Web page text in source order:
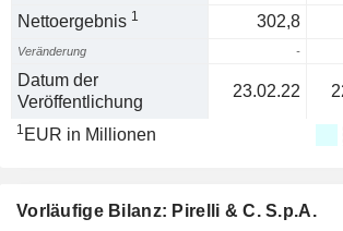
Nettoergebnis 1 302,8
Veränderung -
Datum der
Veröffentlichung
23.02.22
1 EUR in Millionen
Vorläufige Bilanz: Pirelli & C. S.p.A.